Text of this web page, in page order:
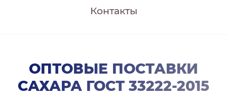
Контакты
ОПТОВЫЕ ПОСТАВКИ
САХАРА ГОСТ 33222-2015